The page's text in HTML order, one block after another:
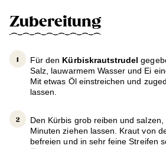
Zubereitung
Für den Kürbiskrautstrudel
Salz, lauwarmem Wasser und Ei
Mit etwas Öl einstreichen und
lassen.
Den Kürbis grob reiben und
Minuten ziehen lassen. Kraut von
befreien und in sehr feine Streifen